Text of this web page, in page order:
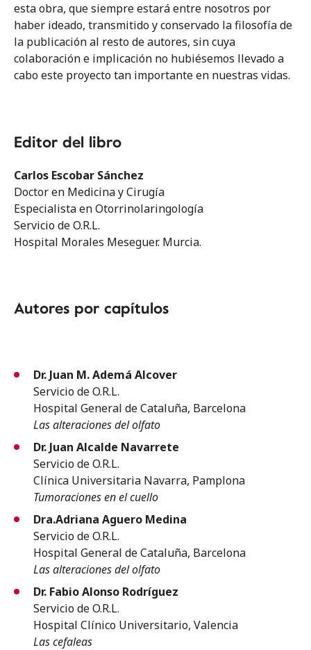
esta obra, que siempre estará entre nosotros por
haber ideado, transmitido y conservado la filosofía de
la publicación al resto de autores, sin cuya
colaboración e implicación no hubiésemos llevado a
cabo este proyecto tan importante en nuestras vidas.
Editor del libro
Carlos Escobar Sánchez
Doctor en Medicina y Cirugía
Especialista en Otorrinolaringología
Servicio de O.R.L.
Hospital Morales Meseguer. Murcia.
Autores por capítulos
Dr. Juan M. Ademá Alcover
Servicio de O.R.L.
Hospital General de Cataluña, Barcelona
Las alteraciones del olfato
Dr. Juan Alcalde Navarrete
Servicio de O.R.L.
Clínica Universitaria Navarra, Pamplona
Tumoraciones en el cuello
Dra.Adriana Aguero Medina
Servicio de O.R.L.
Hospital General de Cataluña, Barcelona
Las alteraciones del olfato
Dr. Fabio Alonso Rodríguez
Servicio de O.R.L.
Hospital Clínico Universitario, Valencia
Las cefaleas